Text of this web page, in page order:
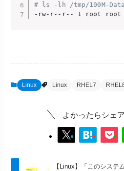
# ls -lh /tmp/100M-Data
-rw-r--r-- 1 root root
Linux Linux RHEL7
よかったらシェ
【Linux】「このシステ